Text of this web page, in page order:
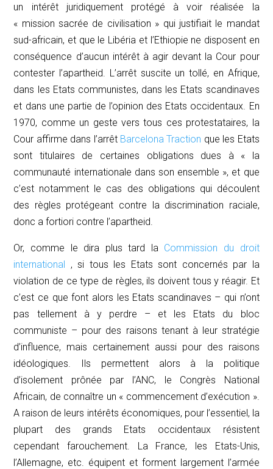
un intérêt juridiquement protégé à voir réalisée la
« mission sacrée de civilisation » qui justifiait le mandat
sud-africain, et que le Libéria et l’Ethiopie ne disposent en
conséquence d’aucun intérêt à agir devant la Cour pour
contester l’apartheid. L’arrêt suscite un tollé, en Afrique,
dans les Etats communistes, dans les Etats scandinaves
et dans une partie de l’opinion des Etats occidentaux. En
1970, comme un geste vers tous ces protestataires, la
Cour affirme dans l’arrêt Barcelona Traction que les Etats
sont titulaires de certaines obligations dues à « la
communauté internationale dans son ensemble », et que
c’est notamment le cas des obligations qui découlent
des règles protégeant contre la discrimination raciale,
donc a fortiori contre l’apartheid.
Or, comme le dira plus tard la Commission du droit
international , si tous les Etats sont concernés par la
violation de ce type de règles, ils doivent tous y réagir. Et
c’est ce que font alors les Etats scandinaves – qui n’ont
pas tellement à y perdre – et les Etats du bloc
communiste – pour des raisons tenant à leur stratégie
d’influence, mais certainement aussi pour des raisons
idéologiques. Ils permettent alors à la politique
d’isolement prônée par l’ANC, le Congrès National
Africain, de connaître un « commencement d’exécution ».
A raison de leurs intérêts économiques, pour l’essentiel, la
plupart des grands Etats occidentaux résistent
cependant farouchement. La France, les Etats-Unis,
l’Allemagne, etc. équipent et forment largement l’armée